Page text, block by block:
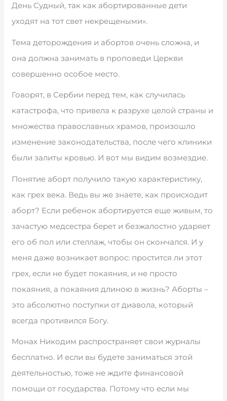
День Судный, так как абортированные дети
уходят на тот свет некрещеными».
Тема деторождения и абортов очень сложна, и
она должна занимать в проповеди Церкви
совершенно особое место.
Говорят, в Сербии перед тем, как случилась
катастрофа, что привела к разрухе целой страны и
множества православных храмов, произошло
изменение законодательства, после чего клиники
были залиты кровью. И вот мы видим возмездие.
Понятие аборт получило такую характеристику,
как грех века. Ведь вы же знаете, как происходит
аборт? Если ребенок абортируется еще живым, то
зачастую медсестра берет и безжалостно ударяет
его об пол или стеллаж, чтобы он скончался. И у
меня даже возникает вопрос: простится ли этот
грех, если не будет покаяния, и не просто
покаяния, а покаяния длиною в жизнь? Аборты –
это абсолютно поступки от диавола, который
всегда противился Богу.
Монах Никодим распространяет свои журналы
бесплатно. И если вы будете заниматься этой
деятельностью, тоже не ждите финансовой
помощи от государства. Потому что если мы